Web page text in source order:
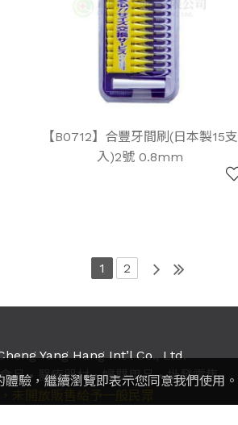
【B0712】合豐牙間刷(日本製15支
入)2號 0.8mm
1 2
Yang Hang Int’l Co., Ltd.
品•醫療器材•婦嬰用品•批發零售
驗，繼續瀏覽即表示您同意我們使用。